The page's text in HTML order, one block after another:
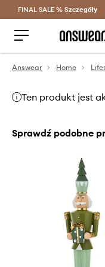
FINAL SALE % Szczegóły
Answear Home
Ten produkt jest
Sprawdź podobne